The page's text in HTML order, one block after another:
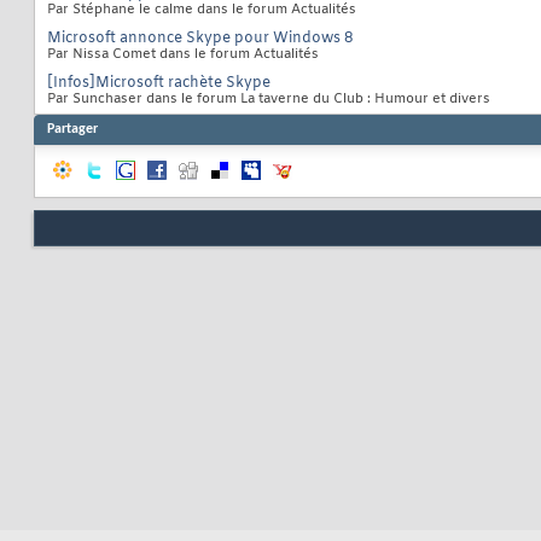
Par Stéphane le calme dans le forum Actualités
Microsoft annonce Skype pour Windows 8
Par Nissa Comet dans le forum Actualités
[Infos]Microsoft rachète Skype
Par Sunchaser dans le forum La taverne du Club : Humour et divers
Partager